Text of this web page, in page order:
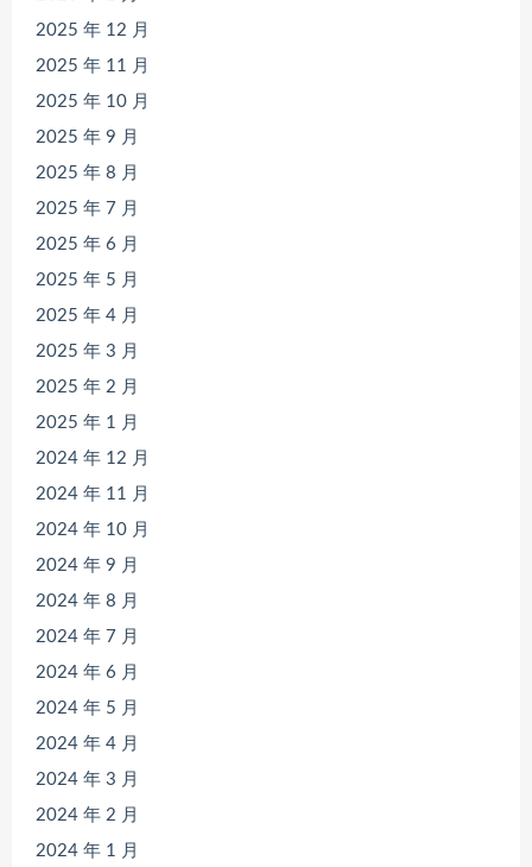
2025 年 12 月
2025 年 11 月
2025 年 10 月
2025 年 9 月
2025 年 8 月
2025 年 7 月
2025 年 6 月
2025 年 5 月
2025 年 4 月
2025 年 3 月
2025 年 2 月
2025 年 1 月
2024 年 12 月
2024 年 11 月
2024 年 10 月
2024 年 9 月
2024 年 8 月
2024 年 7 月
2024 年 6 月
2024 年 5 月
2024 年 4 月
2024 年 3 月
2024 年 2 月
2024 年 1 月